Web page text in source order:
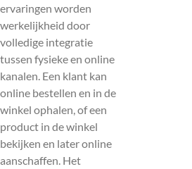
ervaringen worden
werkelijkheid door
volledige integratie
tussen fysieke en online
kanalen. Een klant kan
online bestellen en in de
winkel ophalen, of een
product in de winkel
bekijken en later online
aanschaffen. Het